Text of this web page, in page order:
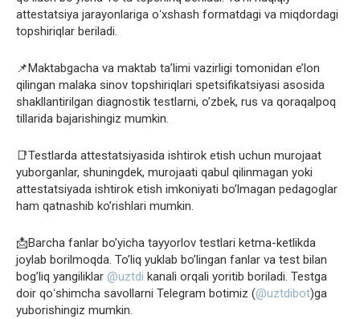
attestatsiya jarayonlariga oʻxshash formatdagi va miqdordagi
topshiriqlar beriladi.
📌Maktabgacha va maktab ta’limi vazirligi tomonidan e’lon
qilingan malaka sinov topshiriqlari spetsifikatsiyasi asosida
shakllantirilgan diagnostik testlarni, o’zbek, rus va qoraqalpoq
tillarida bajarishingiz mumkin.
📑Testlarda attestatsiyasida ishtirok etish uchun murojaat
yuborganlar, shuningdek, murojaati qabul qilinmagan yoki
attestatsiyada ishtirok etish imkoniyati bo’lmagan pedagoglar
ham qatnashib ko’rishlari mumkin.
📩Barcha fanlar bo’yicha tayyorlov testlari ketma-ketlikda
joylab borilmoqda. To’liq yuklab bo’lingan fanlar va test bilan
bog’liq yangiliklar @uztdi kanali orqali yoritib boriladi. Testga
doir qoʻshimcha savollarni Telegram botimiz (@uztdibot)ga
yuborishingiz mumkin.